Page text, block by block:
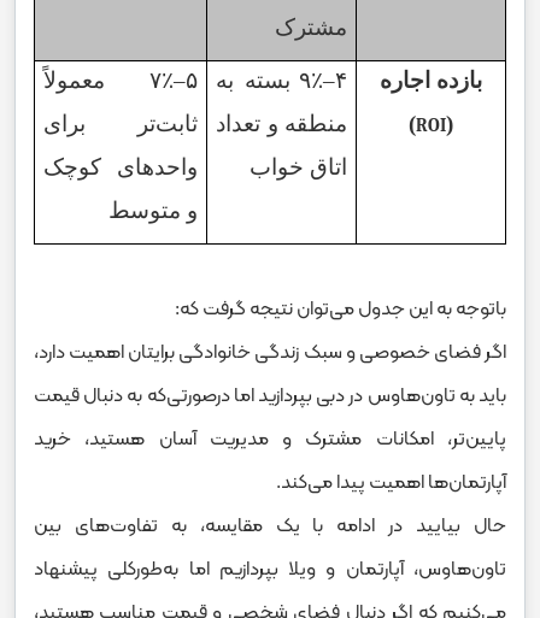
مشترک
بازده اجاره
(
ROI
)
۴– ۹٪
بسته به
منطقه و تعداد
اتاق خواب
۵– ۷٪
معمولاً
ثابت‌تر برای
واحدهای کوچک
و متوسط
باتوجه به این جدول می‌توان نتیجه گرفت که:
اگر فضای خصوصی و سبک زندگی خانوادگی برایتان اهمیت دارد،
باید به تاون‌هاوس در دبی بپردازید اما درصورتی‌که به دنبال قیمت
پایین‌تر، امکانات مشترک و مدیریت آسان هستید، خرید
آپارتمان‌ها اهمیت پیدا می‌کند.
حال بیایید در ادامه با یک مقایسه، به تفاوت‌های بین
تاون‌هاوس، آپارتمان‌ و ویلا بپردازیم اما به‌طورکلی پیشنهاد